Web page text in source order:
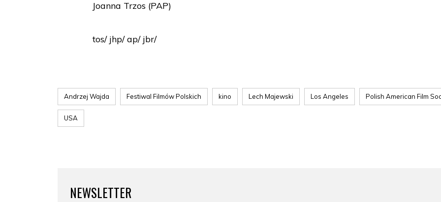
Joanna Trzos (PAP)
tos/ jhp/ ap/ jbr/
Andrzej Wajda Festiwal Filmów Polskich kino Lech Majewski Los Angeles Polish American Film
USA
NEWSLETTER